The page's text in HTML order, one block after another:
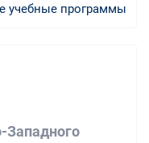
учебные программы
Западного